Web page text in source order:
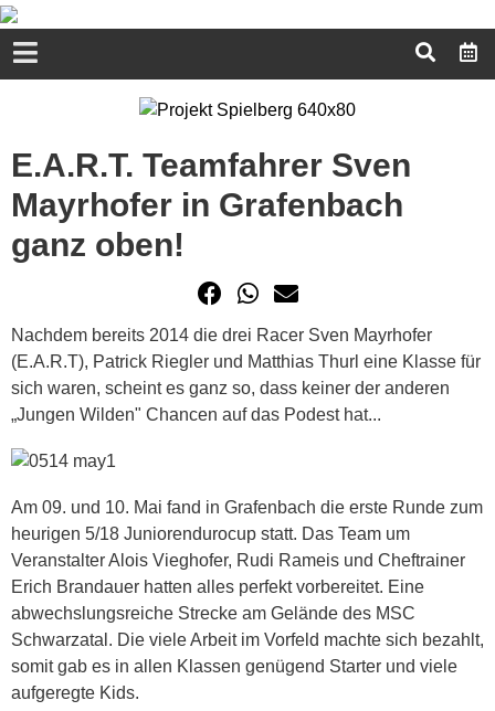
E.A.R.T. Teamfahrer Sven
Mayrhofer in Grafenbach
ganz oben!
Nachdem bereits 2014 die drei Racer Sven Mayrhofer
(E.A.R.T), Patrick Riegler und Matthias Thurl eine Klasse für
sich waren, scheint es ganz so, dass keiner der anderen
„Jungen Wilden" Chancen auf das Podest hat...
Am 09. und 10. Mai fand in Grafenbach die erste Runde zum
heurigen 5/18 Juniorendurocup statt. Das Team um
Veranstalter Alois Vieghofer, Rudi Rameis und Cheftrainer
Erich Brandauer hatten alles perfekt vorbereitet. Eine
abwechslungsreiche Strecke am Gelände des MSC
Schwarzatal. Die viele Arbeit im Vorfeld machte sich bezahlt,
somit gab es in allen Klassen genügend Starter und viele
aufgeregte Kids.